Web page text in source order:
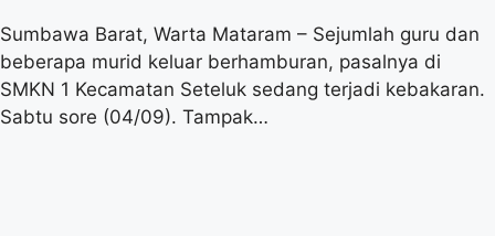
Sumbawa Barat, Warta Mataram – Sejumlah guru dan
beberapa murid keluar berhamburan, pasalnya di
SMKN 1 Kecamatan Seteluk sedang terjadi kebakaran.
Sabtu sore (04/09). Tampak…